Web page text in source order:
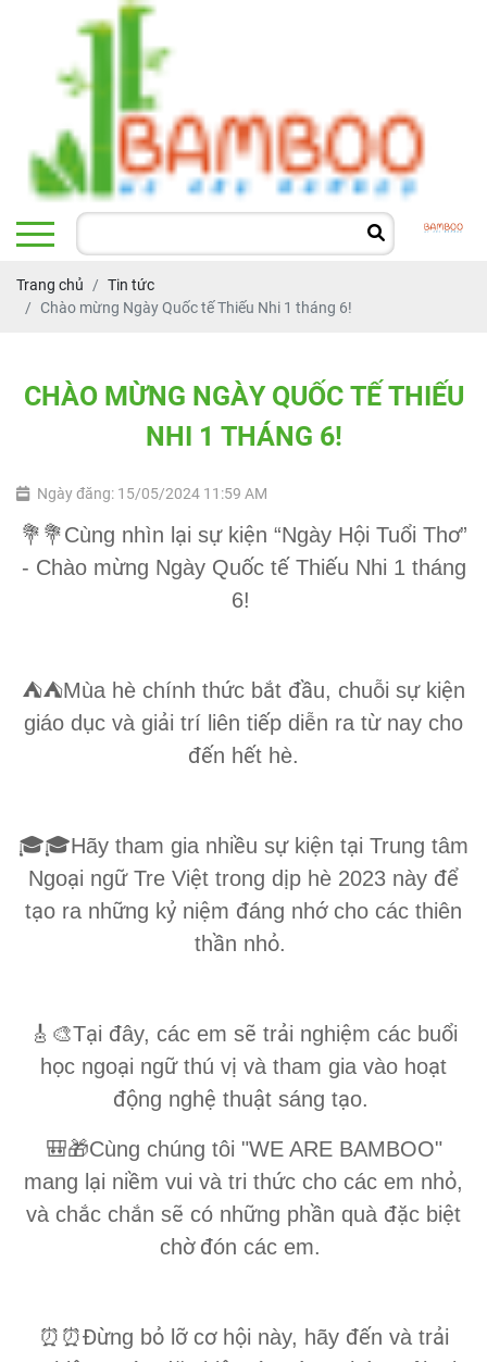
Trang chủ
Tin tức
Chào mừng Ngày Quốc tế Thiếu Nhi 1 tháng 6!
CH
ÀO MỪNG NGÀY QUỐC TẾ THIẾU
NHI 1 THÁNG 6!
Ngày đăng: 15/05/2024 11:59 AM
💐💐Cùng nhìn l ại sựkiện “Ngày Hội Tuổi Thơ”
- Chào mừng Ngày Quốc tế Thiếu Nhi 1 tháng
6!
⛺️⛺️Mùa hè chính thức bắt đầu, chuỗi sựkiện
giáo dục và giải trí liên tiếp diễn ra từnay cho
đến hết hè.
🎓🎓Hãy tham gia nhiều sựkiện tại Trung tâm
Ngoại ngữTre Việt trong dịp hè 2023 này để
tạo ra những kỷ niệm đáng nhớcho các thiên
thần nhỏ.
🎸🎨Tại đây, các em sẽ trải nghiệm các buổi
học ngoại ngữthú vị và tham gia vào hoạt
động nghệ thuật sáng tạo.
🎒🎁Cùng chúng tôi "WE ARE BAMBOO"
mang l ại niềm vui và tri thức cho các em nhỏ,
và chắc chắn sẽ có những phần quà đặc biệt
chờ đón các em.
⏰⏰Đừng bỏl ỡcơhội này, hãy đến và trải